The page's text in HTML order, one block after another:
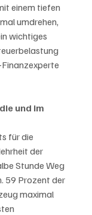
einem tiefen
umdrehen,
wichtiges
und im
für die
der
Stunde Weg
59 Prozent der
maximal